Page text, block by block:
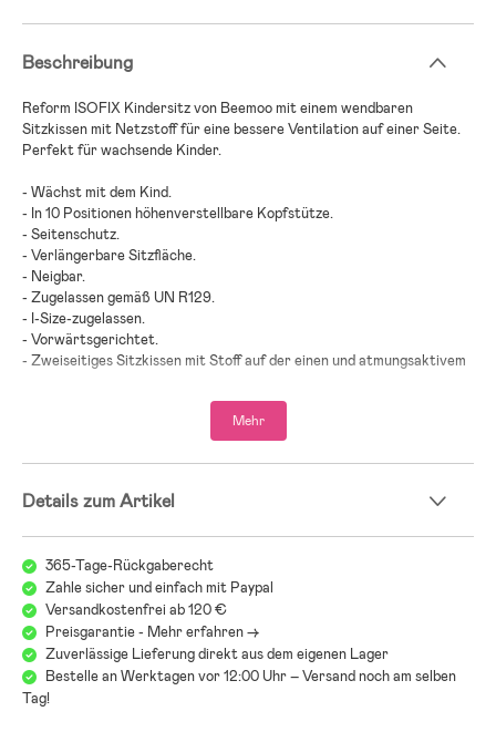
Beschreibung
Reform ISOFIX Kindersitz von Beemoo mit einem wendbaren
Sitzkissen mit Netzstoff für eine bessere Ventilation auf einer Seite.
Perfekt für wachsende Kinder.
- Wächst mit dem Kind.
- In 10 Positionen höhenverstellbare Kopfstütze.
- Seitenschutz.
- Verlängerbare Sitzfläche.
- Neigbar.
- Zugelassen gemäß UN R129.
- I-Size-zugelassen.
- Vorwärtsgerichtet.
- Zweiseitiges Sitzkissen mit Stoff auf der einen und atmungsaktivem
- Empfohlene Körpergröße: 100–150 cm.
- Maximalbelastung: 36 kg.
- Altersempfehlung: ab 4 Jahren.
Kindersitz zu finden! Beim Kindersitzkauf gibt es einiges zu beachten
und bei all den verschiedenen Modellen, Marken und Funktionen kann
es schwerfallen, den Überblick zu behalten. Deshalb verweisen wir
gerne auf unseren Kindersitzguide, der Dir dabei helfen soll, genau den
Sitz zu finden, der zu Euch und Euren Anforderungen passt:
Jollyrooms Kindersitzguide
Mehr
Details zum Artikel
365-Tage-Rückgaberecht
Zahle sicher und einfach mit Paypal
Versandkostenfrei ab 120 €
Preisgarantie - Mehr erfahren ->
Zuverlässige Lieferung direkt aus dem eigenen Lager
Bestelle an Werktagen vor 12:00 Uhr – Versand noch am selben
Tag!